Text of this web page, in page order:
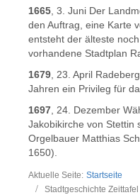
1665 , 3. Juni Der
den Auftrag, eine Karte
entsteht der älteste
vorhandene Stadtplan
1679 , 23. April
Jahren ein Privileg für
1697 , 24. Dezember
Jakobikirche von Stettin
Orgelbauer Matthias
1650).
Aktuelle Seite: Startseite
Stadtgeschichte